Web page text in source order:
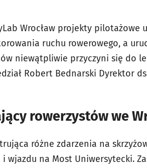
Wrocław projekty pilotażowe
ruchu rowerowego, a
niewątpliwie przyczyni się do
Robert Bednarski Dyrektor
rowerzystów we
różne zdarzenia na
wjazdu na Most Uniwersytecki.